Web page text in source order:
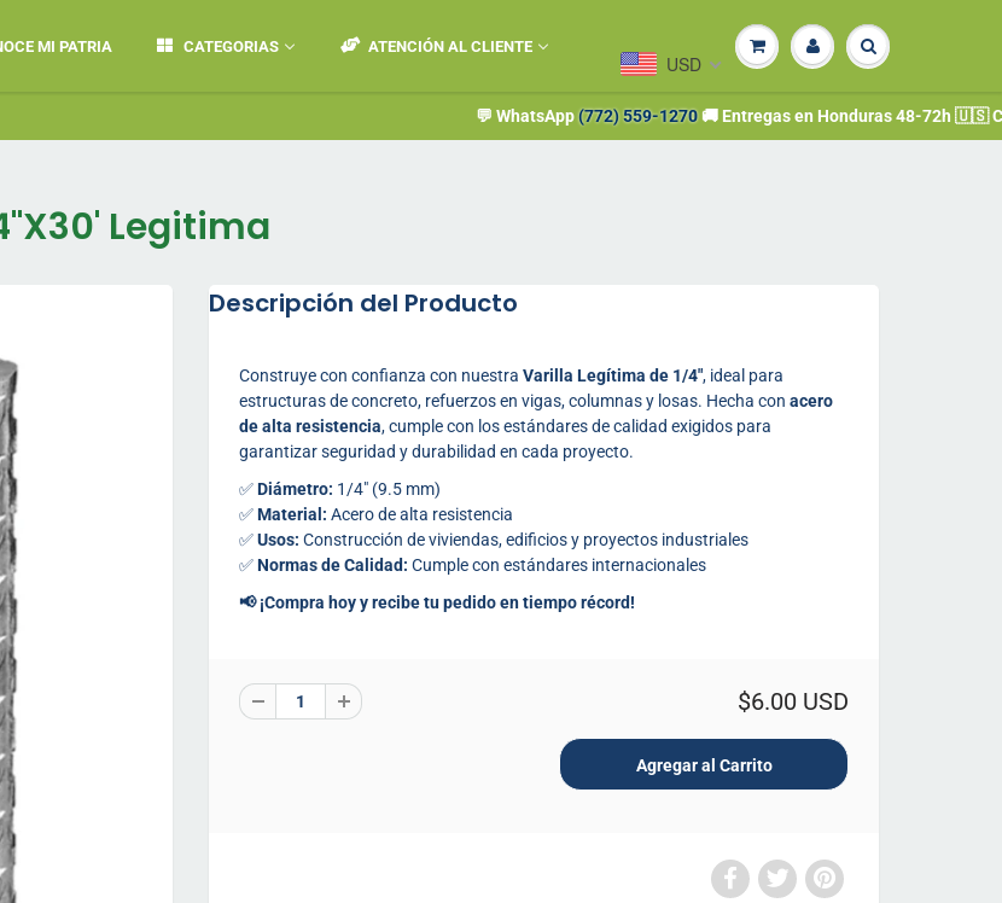
MI PATRIA CATEGORIAS ATENCIÓN AL CLIENTE
USD
💬 WhatsApp(772) 559-1270🚚 Entregas en Honduras 48-72h 🇺🇸 Compra
Legitima
Descripción del Producto
Construye con confianza con nuestra Varilla Legítima de 1/4", ideal para
estructuras de concreto, refuerzos en vigas, columnas y losas. Hecha con acero
de alta resistencia, cumple con los estándares de calidad exigidos para
garantizar seguridad y durabilidad en cada proyecto.
✅Diámetro: 1/4" (9.5 mm)
✅Material: Acero de alta resistencia
✅Usos: Construcción de viviendas, edificios y proyectos industriales
✅Normas de Calidad: Cumple con estándares internacionales
📢 ¡Compra hoy y recibe tu pedido en tiempo récord!
$6.00 USD